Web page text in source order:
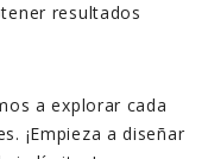
resultados
a explorar cada
¡Empieza a diseñar